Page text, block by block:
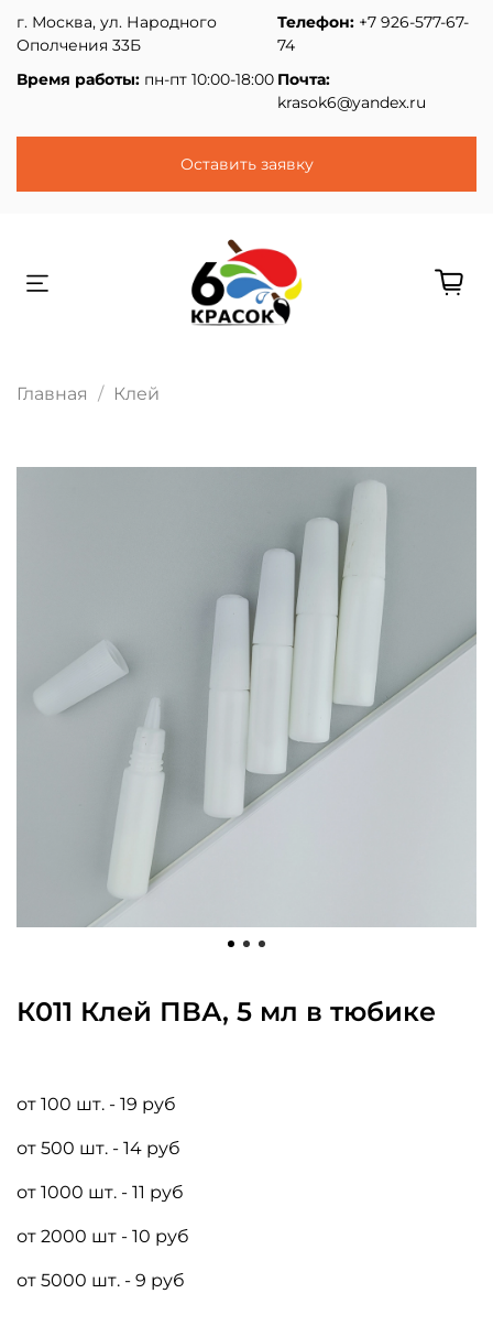
г. Москва, ул. Народного
Ополчения 33Б
Время работы: пн-пт 10:00-18:00
Телефон: +7 926-577-67-
74
Почта:
krasok6@yandex.ru
Оставить заявку
Главная Клей
К011 Клей ПВА, 5 мл в тюбике
от 100 шт. - 19 руб
от 500 шт. - 14 руб
от 1000 шт. - 11 руб
от 2000 шт - 10 руб
от 5000 шт. - 9 руб